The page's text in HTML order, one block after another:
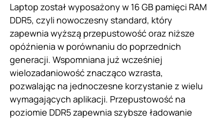
Laptop został wyposażony w 16 GB pamięci RAM
DDR5, czyli nowoczesny standard, który
zapewnia wyższą przepustowość oraz niższe
opóźnienia w porównaniu do poprzednich
generacji. Wspomniana już wcześniej
wielozadaniowość znacząco wzrasta,
pozwalając na jednoczesne korzystanie z wielu
wymagających aplikacji. Przepustowość na
poziomie DDR5 zapewnia szybsze ładowanie